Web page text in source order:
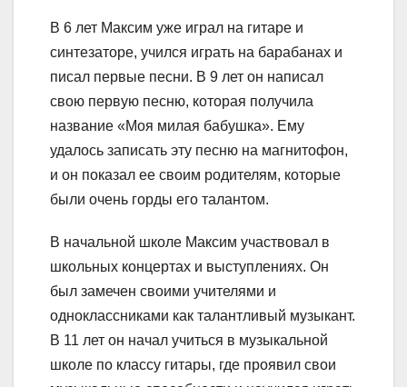
В 6 лет Максим уже играл на гитаре и
синтезаторе, учился играть на барабанах и
писал первые песни. В 9 лет он написал
свою первую песню, которая получила
название «Моя милая бабушка». Ему
удалось записать эту песню на магнитофон,
и он показал ее своим родителям, которые
были очень горды его талантом.
В начальной школе Максим участвовал в
школьных концертах и выступлениях. Он
был замечен своими учителями и
одноклассниками как талантливый музыкант.
В 11 лет он начал учиться в музыкальной
школе по классу гитары, где проявил свои